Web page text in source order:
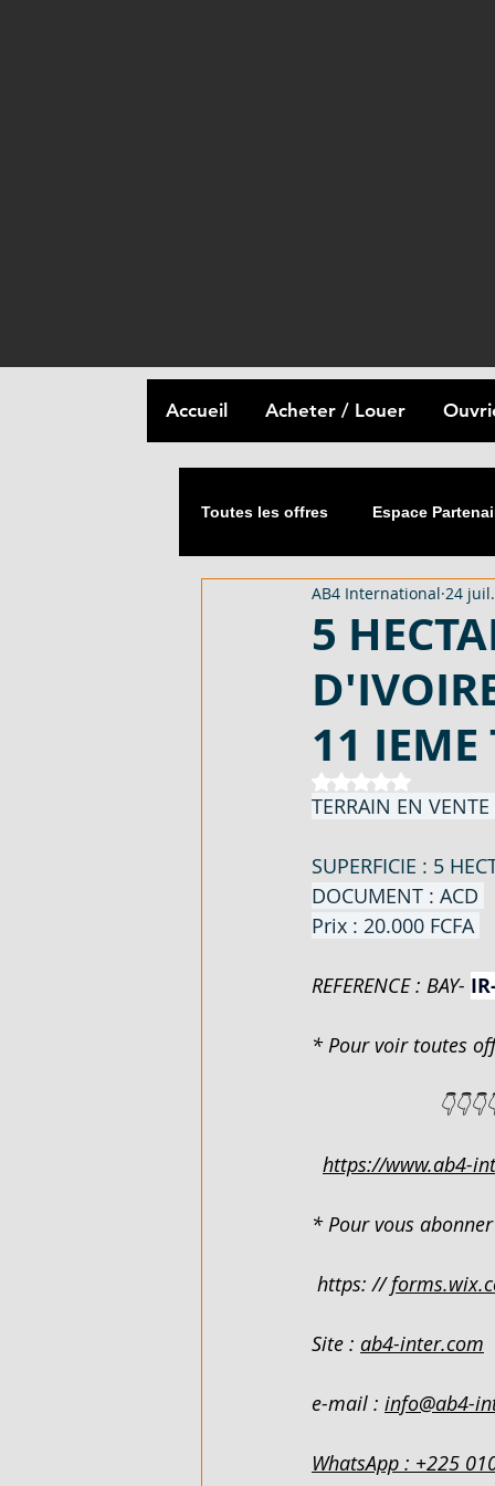
Accueil Acheter / Louer
Toutes les offres Espace
Matériaux de Construction
2054 M² AVEC CPF - EN VENTE -
DUPLEX 06 PIECES AVEC ACD -
APPARTEMENT 03 PIECES - EN
FLEXIBLE - EN VENTE - COTE
DUPLEX 4 PIECES - EN
VILLA BASSE 5 PIECES - EN
5
11 IEME
AB4 International 24
Noté NaN étoiles
TERRAIN EN
SUPERFICIE : 5
DOCUMENT : ACD
Prix : 20.000 FCFA
REFERENCE : BAY-
* Pour voir toutes
https://www.ab4-
* Pour vous
https: //
Site : ab4-inter.com
e-mail : info@ab4-
WhatsApp : +225